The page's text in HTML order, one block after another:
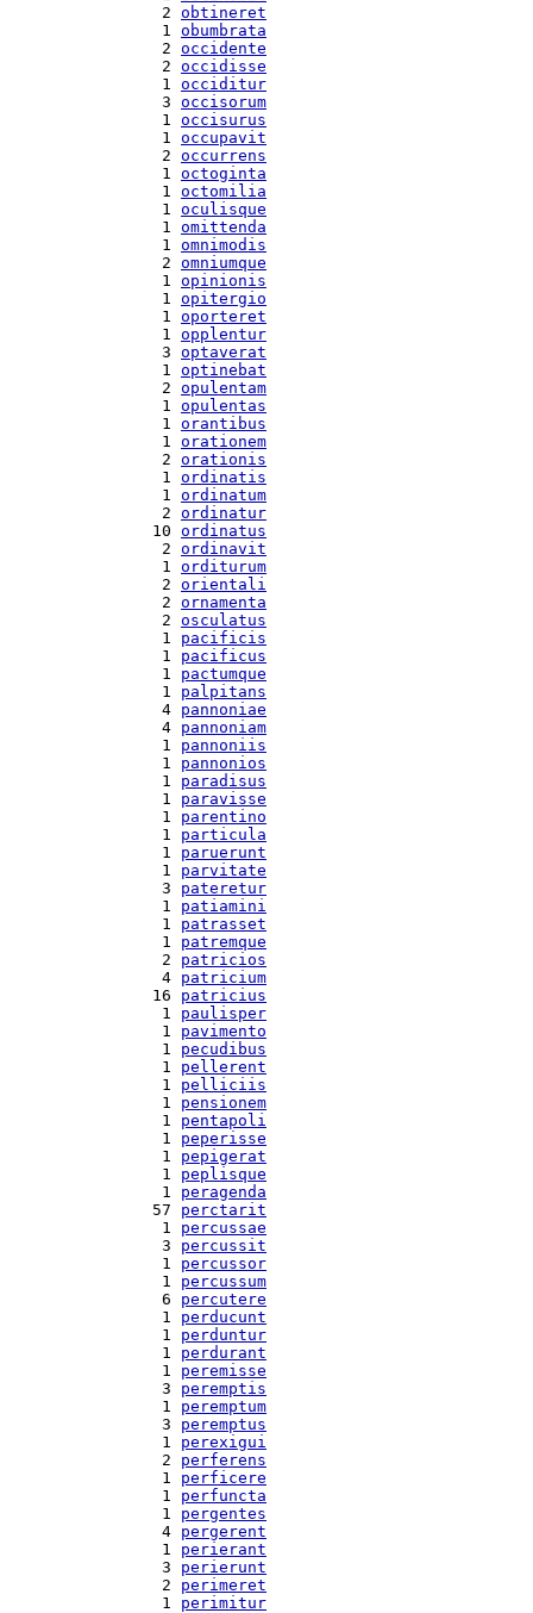
  2
obtineret
  1
obumbrata
  2
occidente
  2
occidisse
  1
occiditur
  3
occisorum
  1
occisurus
  1
occupavit
  2
occurrens
  1
octoginta
  1
octomilia
  1
oculisque
  1
omittenda
  1
omnimodis
  2
omniumque
  1
opinionis
  1
opitergio
  1
oporteret
  1
opplentur
  3
optaverat
  1
optinebat
  2
opulentam
  1
opulentas
  1
orantibus
  1
orationem
  2
orationis
  1
ordinatis
  1
ordinatum
  2
ordinatur
10 ordinatus
  2
ordinavit
  1
orditurum
  2
orientali
  2
ornamenta
  2
osculatus
  1
pacificis
  1
pacificus
  1
pactumque
  1
palpitans
  4
pannoniae
  4
pannoniam
  1
pannoniis
  1
pannonios
  1
paradisus
  1
paravisse
  1
parentino
  1
particula
  1
paruerunt
  1
parvitate
  3
pateretur
  1
patiamini
  1
patrasset
  1
patremque
  2
patricios
  4
patricium
16 patricius
  1
paulisper
  1
pavimento
  1
pecudibus
  1
pellerent
  1
pelliciis
  1
pensionem
  1
pentapoli
  1
peperisse
  1
pepigerat
  1
peplisque
  1
peragenda
57 perctarit
  1
percussae
  3
percussit
  1
percussor
  1
percussum
  6
percutere
  1
perducunt
  1
perduntur
  1
perdurant
  1
peremisse
  3
peremptis
  1
peremptum
  3
peremptus
  1
perexigui
  2
perferens
  1
perficere
  1
perfuncta
  1
pergentes
  4
pergerent
  1
perierant
  3
perierunt
  2
perimeret
  1
perimitur